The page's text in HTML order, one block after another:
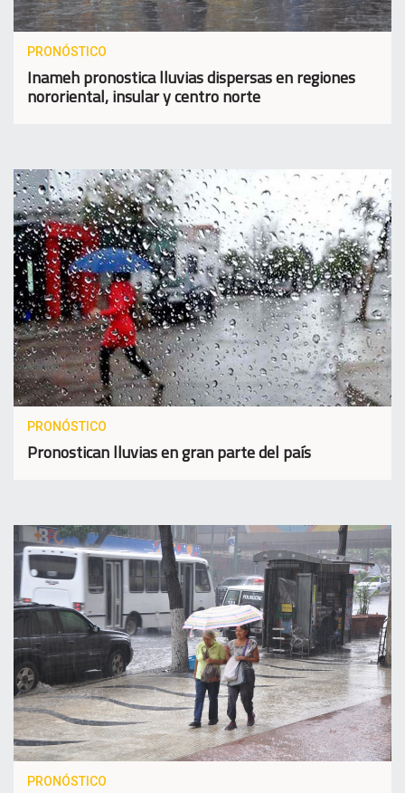
PRONÓSTICO
Inameh pronostica lluvias dispersas en regiones
nororiental, insular y centro norte
PRONÓSTICO
Pronostican lluvias en gran parte del país
PRONÓSTICO